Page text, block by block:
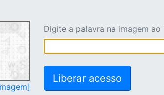
Digite a palavra na imagem